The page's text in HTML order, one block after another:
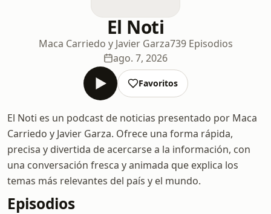
El Noti
Maca Carriedo y Javier Garza739 Episodios
ago. 7, 2026
Favoritos
El Noti es un podcast de noticias presentado por Maca
Carriedo y Javier Garza. Ofrece una forma rápida,
precisa y divertida de acercarse a la información, con
una conversación fresca y animada que explica los
temas más relevantes del país y el mundo.
Episodios